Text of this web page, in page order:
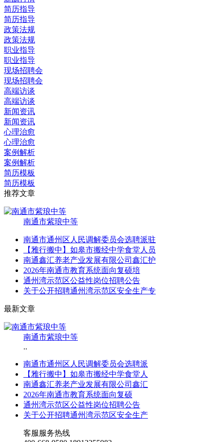
简历指导
简历指导
政策法规
政策法规
职业指导
职业指导
现场招聘会
现场招聘会
高端访谈
高端访谈
新闻资讯
新闻资讯
心理治愈
心理治愈
案例解析
案例解析
简历模板
简历模板
推荐文章
南通市紫琅中等
南通市通州区人民调解委员会选聘派驻
【雅行搬中】如皋市搬经中学食堂人员
南通鑫汇养老产业发展有限公司鑫汇护
2026年南通市教育系统面向复硕培
通州湾示范区公益性岗位招聘公告
关于公开招聘通州湾示范区安全生产专
最新文章
南通市紫琅中等
..
南通市通州区人民调解委员会选聘派
【雅行搬中】如皋市搬经中学食堂人
南通鑫汇养老产业发展有限公司鑫汇
2026年南通市教育系统面向复硕
通州湾示范区公益性岗位招聘公告
关于公开招聘通州湾示范区安全生产
客服服务热线